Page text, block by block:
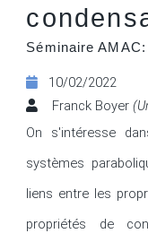
Séminaire
10/
Franck Boyer
On s'intéresse
systèmes
liens entre les
propriétés de